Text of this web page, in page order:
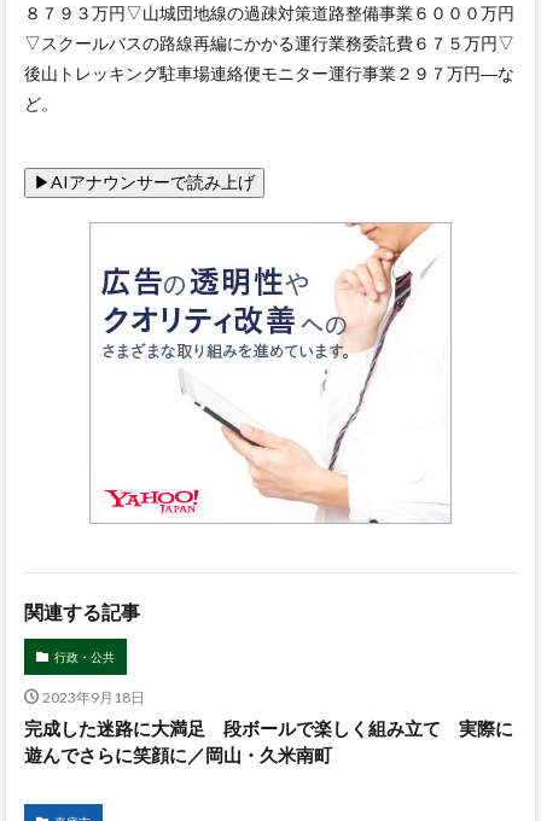
８７９３万円▽山城団地線の過疎対策道路整備事業６０００万円
▽スクールバスの路線再編にかかる運行業務委託費６７５万円▽
後山トレッキング駐車場連絡便モニター運行事業２９７万円―な
ど。
関連する記事
行政・公共
2023年9月18日
完成した迷路に大満足 段ボールで楽しく組み立て 実際に
遊んでさらに笑顔に／岡山・久米南町